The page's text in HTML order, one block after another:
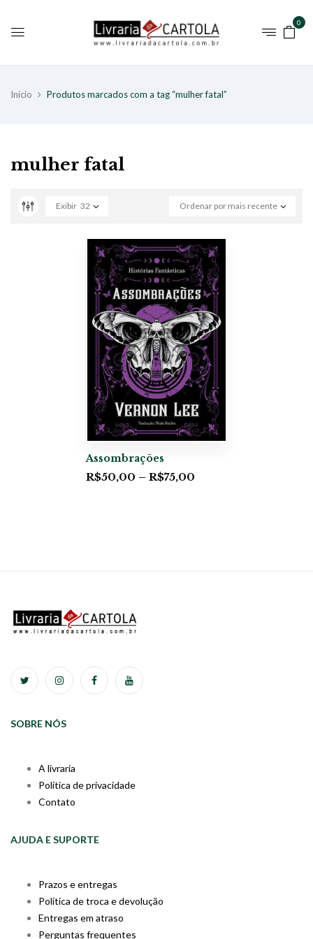
0
Início Produtos marcados com a tag “mulher fatal”
mulher fatal
Ordenar por mais recente
Exibir 32
Assombrações
R$50,00 – R$75,00
SOBRE NÓS
A livraria
Política de privacidade
Contato
AJUDA E SUPORTE
Prazos e entregas
Política de troca e devolução
Entregas em atraso
Perguntas frequentes